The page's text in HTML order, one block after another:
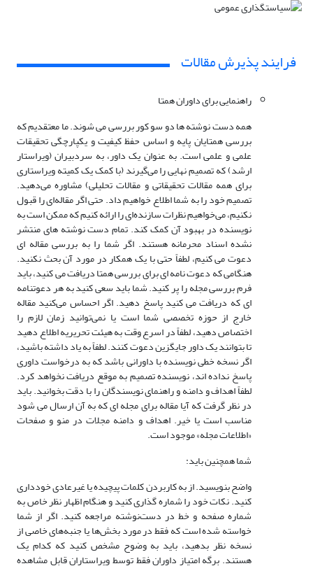
فرایند پذیرش مقالات
راهنمایی برای داوران همتا
همه دست نوشته ها دو سو کور بررسی می شوند. ما معتقدیم که
بررسی همتایان پایه و اساس حفظ کیفیت و یکپارچگی تحقیقات
علمی و علمی است. به عنوان یک داور، به سردبیران (ویراستار
ارشد) که تصمیم نهایی را می‌گیرند (با کمک یک کمیته ویراستاری
برای همه مقالات تحقیقاتی و مقالات تحلیلی) مشاوره می‌دهید.
تصمیم خود را به شما اطلاع خواهیم داد. حتی اگر مقاله‌ای را قبول
نکنیم، می‌خواهیم نظرات سازنده‌ای را ارائه کنیم که ممکن است به
نویسنده در بهبود آن کمک کند. تمام دست نوشته های منتشر
نشده اسناد محرمانه هستند. اگر شما را به بررسی مقاله ای
دعوت می کنیم، لطفاً حتی با یک همکار در مورد آن بحث نکنید.
هنگامی که دعوت نامه ای برای بررسی همتا دریافت می کنید، باید
فرم بررسی مجله را پر کنید. شما باید سعی کنید به هر دعوتنامه
ای که دریافت می کنید پاسخ دهید. اگر احساس می‌کنید مقاله
خارج از حوزه تخصصی شما است یا نمی‌توانید زمان لازم را
اختصاص دهید، لطفاً در اسرع وقت به هیئت تحریریه اطلاع دهید
تا بتوانند یک داور جایگزین دعوت کنند. لطفاً به یاد داشته باشید،
اگر نسخه خطی نویسنده با داورانی باشد که به درخواست داوری
پاسخ نداده اند، نویسنده تصمیم به موقع دریافت نخواهد کرد.
لطفاً اهداف و دامنه و راهنمای نویسندگان را با دقت بخوانید. باید
در نظر گرفت که آیا مقاله برای مجله ای که به آن ارسال می شود
مناسب است یا خیر. اهداف و دامنه مجلات در منو و صفحات
«اطلاعات مجله» موجود است.
شما همچنین باید:
واضح بنویسید. از به کاربردن کلمات پیچیده یا غیرعادی خودداری
کنید. نکات خود را شماره گذاری کنید و هنگام اظهار نظر خاص به
شماره صفحه و خط در دست‌نوشته مراجعه کنید. اگر از شما
خواسته شده است که فقط در مورد بخش‌ها یا جنبه‌های خاصی از
نسخه نظر بدهید، باید به وضوح مشخص کنید که کدام یک
هستند. برگه امتیاز داوران فقط توسط ویراستاران قابل مشاهده